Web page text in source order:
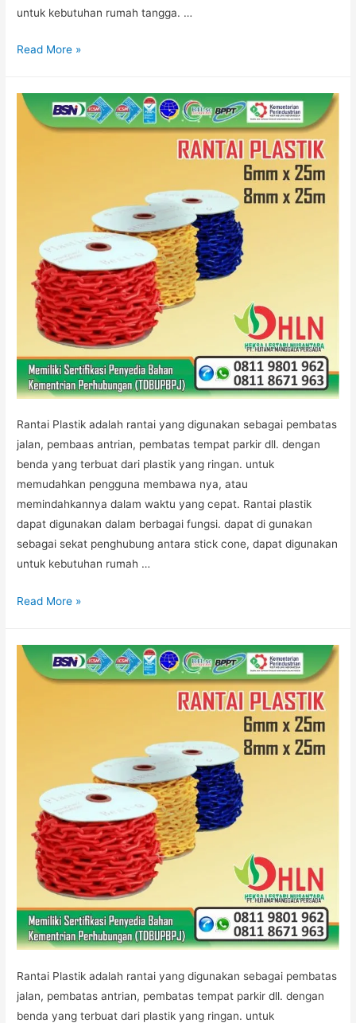
untuk kebutuhan rumah tangga. …
JUAL
JAKARTA
Read More »
Rantai Plastik adalah rantai yang digunakan sebagai pembatas
jalan, pembaas antrian, pembatas tempat parkir dll. dengan
benda yang terbuat dari plastik yang ringan. untuk
memudahkan pengguna membawa nya, atau
memindahkannya dalam waktu yang cepat. Rantai plastik
dapat digunakan dalam berbagai fungsi. dapat di gunakan
sebagai sekat penghubung antara stick cone, dapat digunakan
untuk kebutuhan rumah …
JUAL
Read More »
Rantai Plastik adalah rantai yang digunakan sebagai pembatas
jalan, pembatas antrian, pembatas tempat parkir dll. dengan
benda yang terbuat dari plastik yang ringan. untuk